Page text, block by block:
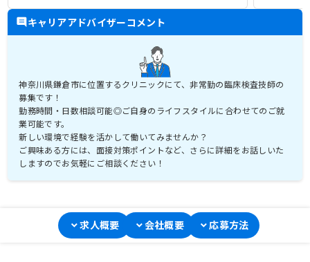
キャリアアドバイザーコメント
神奈川県鎌倉市に位置するクリニックにて、非常勤の臨床検査技師の
募集です！
勤務時間・日数相談可能◎ご自身のライフスタイルに合わせてのご就
業可能です。
新しい環境で経験を活かして働いてみませんか？
ご興味ある方には、面接対策ポイントなど、さらに詳細をお話しいた
しますのでお気軽にご相談ください！
求人概要 会社概要 応募方法